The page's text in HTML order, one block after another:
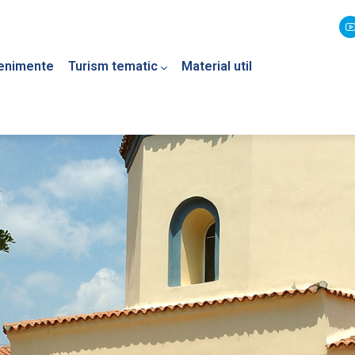
Turism tematic Material util